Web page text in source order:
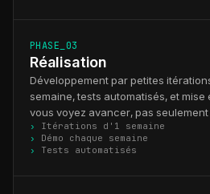
PHASE_03
Réalisation
Développement par petites
semaine, tests automatisés, et
vous voyez avancer, pas seulement
Itérations d'1 semaine
Démo chaque semaine
Tests automatisés